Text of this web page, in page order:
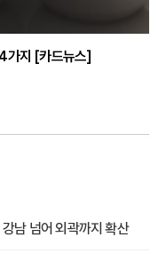
가지 [카드뉴스]
검사는? [카드뉴스]
남 넘어 외곽까지 확산